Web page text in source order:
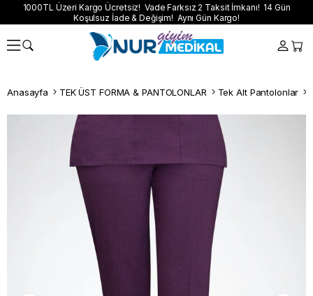
1000TL Üzeri Kargo Ücretsiz! Vade Farksız 2 Taksit İmkanı! 14 Gün
Koşulsuz İade & Değişim! Aynı Gün Kargo!
Anasayfa TEK ÜST FORMA & PANTOLONLAR Tek Alt Pantolonlar